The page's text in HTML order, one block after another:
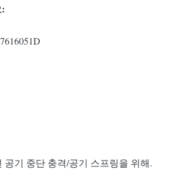
공기 중단 충격/공기 스프링을 위해.